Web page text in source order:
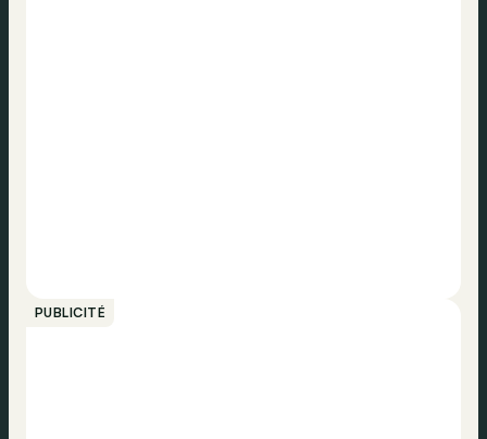
PUBLICITÉ